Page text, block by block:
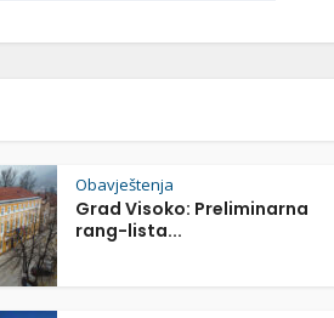
Obavještenja
Grad Visoko: Preliminarna
rang-lista...